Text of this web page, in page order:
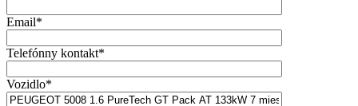
Email*
Telefónny kontakt*
Vozidlo*